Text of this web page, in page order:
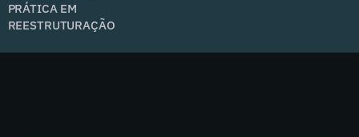
PRÁTICA EM
REESTRUTURAÇÃO